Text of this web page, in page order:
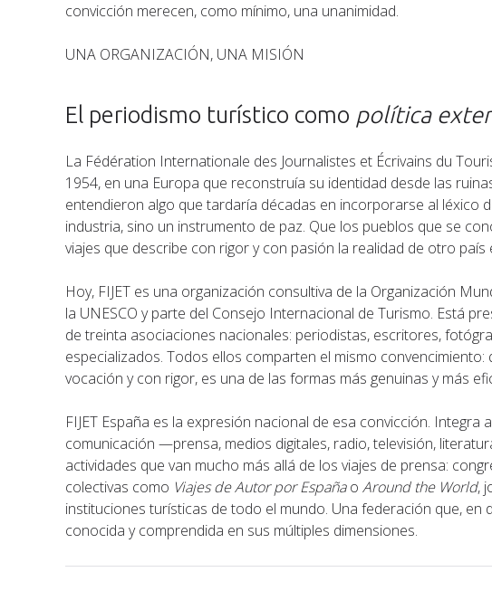
convicción merecen, como mínimo, una unanimidad.
UNA ORGANIZACIÓN, UNA MISIÓN
El periodismo turístico como política
La Fédération Internationale des Journalistes et Écrivains du
1954, en una Europa que reconstruía su identidad desde las
entendieron algo que tardaría décadas en incorporarse al léxico
industria, sino un instrumento de paz. Que los pueblos que se
viajes que describe con rigor y con pasión la realidad de otro
Hoy, FIJET es una organización consultiva de la Organización
la UNESCO y parte del Consejo Internacional de Turismo. Está
de treinta asociaciones nacionales: periodistas, escritores,
especializados. Todos ellos comparten el mismo
vocación y con rigor, es una de las formas más genuinas y más
FIJET España es la expresión nacional de esa convicción.
comunicación —prensa, medios digitales, radio, televisión,
actividades que van mucho más allá de los viajes de prensa:
colectivas como Viajes de Autor por EspañaoAround the World,
instituciones turísticas de todo el mundo. Una federación que, en
conocida y comprendida en sus múltiples dimensiones.